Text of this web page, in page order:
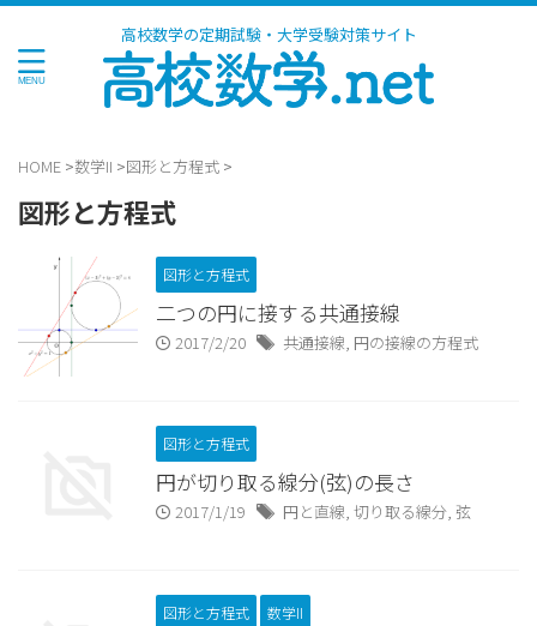
高校数学の定期試験・大学受験対策サイト
HOME >数学II >図形と方程式 >
図形と方程式
図形と方程式
二つの円に接する共通接線
2017/2/20 共通接線, 円の接線の方程式
図形と方程式
円が切り取る線分(弦)の長さ
2017/1/19 円と直線, 切り取る線分, 弦
図形と方程式 数学II